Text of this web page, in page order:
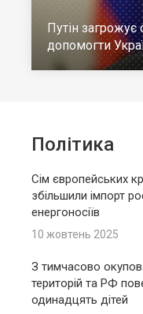
Путін
допомогти
Політика
Сім європейських
збільшили імпорт
енергоносіїв
10 жовтень 2025
З тимчасово
територій та РФ
одинадцять дітей